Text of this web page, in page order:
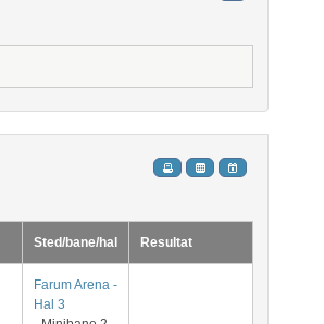
Sted/bane/hal Resultat
Farum Arena -
Hal 3